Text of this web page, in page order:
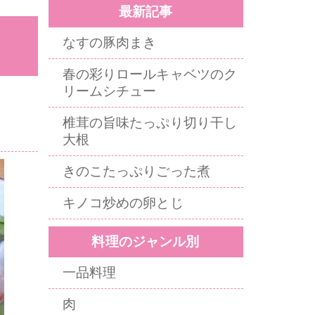
最新記事
なすの豚肉まき
春の彩りロールキャベツのク
リームシチュー
椎茸の旨味たっぷり切り干し
大根
きのこたっぷりごった煮
キノコ炒めの卵とじ
料理のジャンル別
一品料理
肉